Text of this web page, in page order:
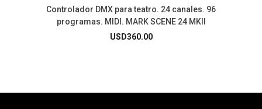
Controlador DMX para teatro. 24 canales. 96
programas. MIDI. MARK SCENE 24 MKII
USD360.00